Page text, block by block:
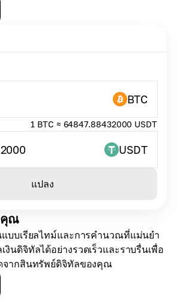
คุณ
แบบเรียลไทม์และการคำนวณที่แม่นยำ
นดิจิทัลได้อย่างรวดเร็วและราบรื่นเพื่อ
จากสินทรัพย์ดิจิทัลของคุณ
BTC
1 BTC ≈ 64847.88432000 USDT
USDT
แปลง